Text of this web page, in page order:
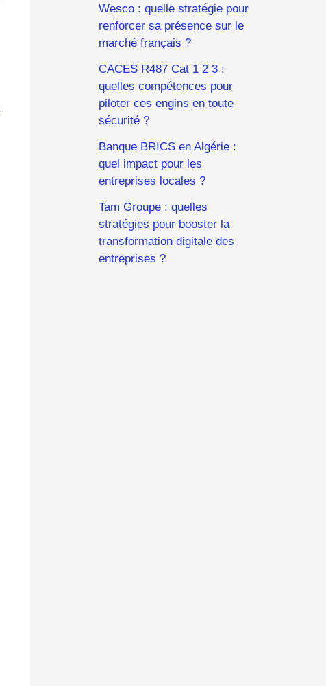
Wesco : quelle stratégie pour
renforcer sa présence sur le
marché français ?
CACES R487 Cat 1 2 3 :
quelles compétences pour
piloter ces engins en toute
sécurité ?
Banque BRICS en Algérie :
quel impact pour les
entreprises locales ?
Tam Groupe : quelles
stratégies pour booster la
transformation digitale des
entreprises ?